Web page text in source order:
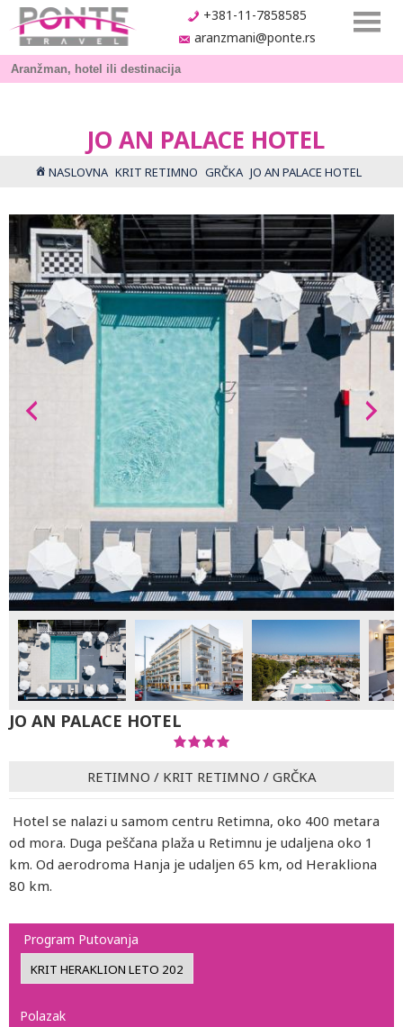
+381-11-7858585
aranzmani@ponte.rs
JO AN PALACE HOTEL
NASLOVNA KRIT RETIMNO GRČKA JO AN PALACE HOTEL
JO AN PALACE HOTEL
RETIMNO / KRIT RETIMNO / GRČKA
Hotel se nalazi u samom centru Retimna, oko 400 metara
od mora. Duga peščana plaža u Retimnu je udaljena oko 1
km. Od aerodroma Hanja je udaljen 65 km, od Herakliona
80 km.
Program Putovanja
Polazak